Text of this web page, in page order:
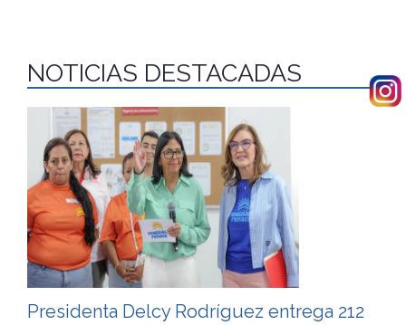
NOTICIAS DESTACADAS
Presidenta Delcy Rodríguez entrega 212